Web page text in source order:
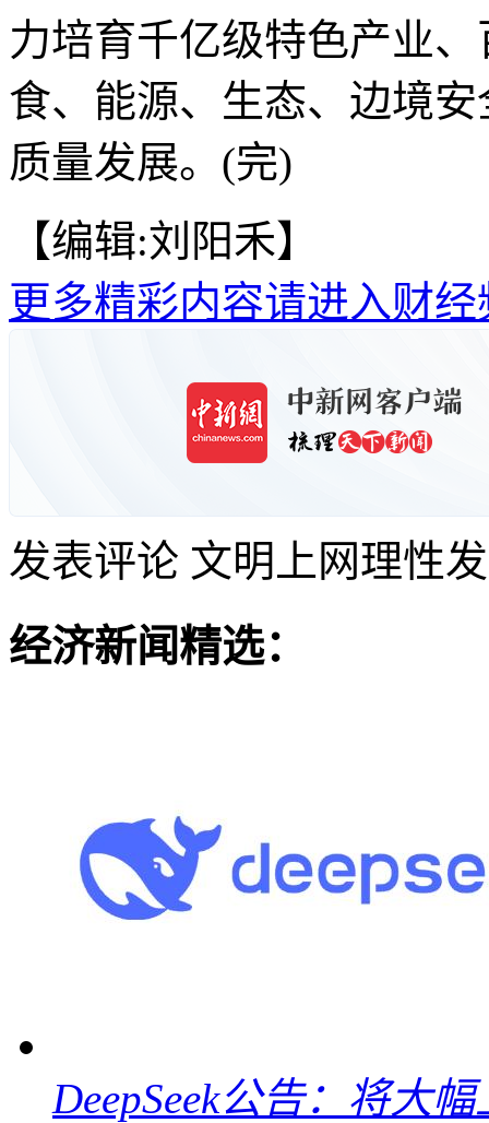
力培育千亿级特色产业
食、能源、生态、边境
质量发展。(完)
【编辑:刘阳禾】
更多精彩内容请进入财经
发表评论 文明上网理性
经济新闻精选：
DeepSeek公告：将大